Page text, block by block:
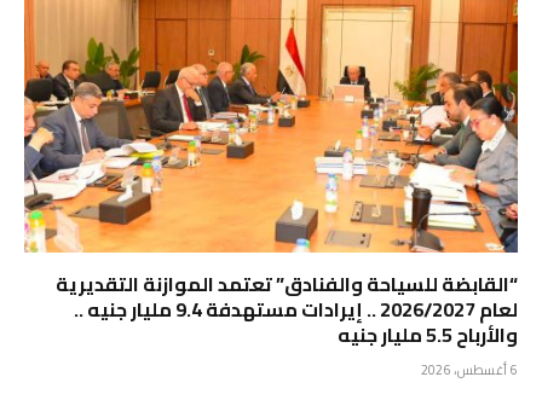
“القابضة للسياحة والفنادق” تعتمد الموازنة التقديرية
لعام 2026/2027 .. إيرادات مستهدفة 9.4 مليار جنيه ..
والأرباح 5.5 مليار جنيه
6 أغسطس، 2026